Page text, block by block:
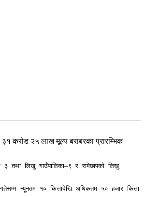
करोड २५ लाख मूल्य बराबरका प्रारम्भिक
लिखु गाउँपालिका–९ र रामेछापको लिखु
न्यूनतम १० कित्तादेखि अधिकतम ५० हजार कित्ता